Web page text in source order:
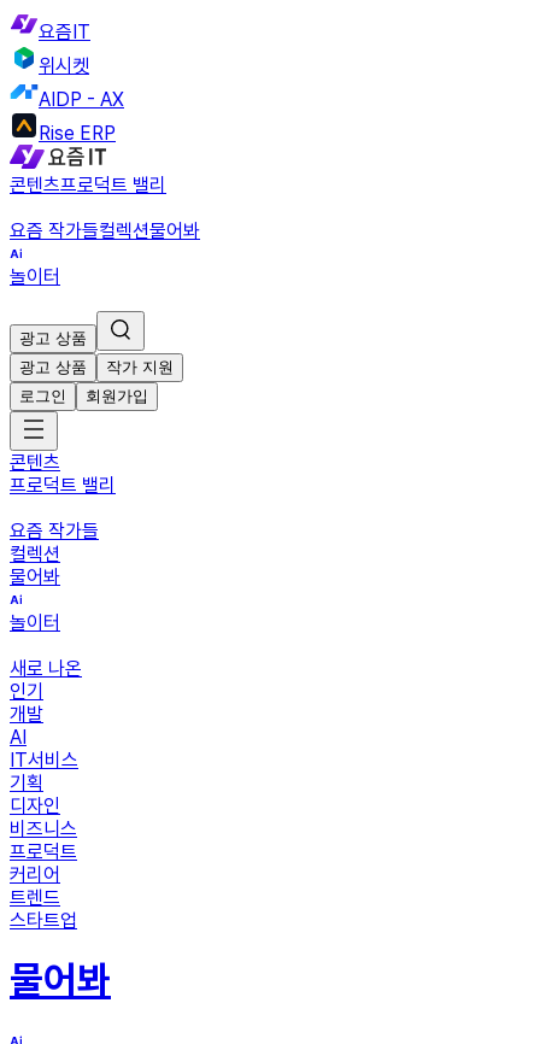
요즘IT
위시켓
AIDP - AX
Rise ERP
콘텐츠프로덕트 밸리
요즘 작가들컬렉션물어봐
놀이터
광고 상품
광고 상품
작가 지원
로그인
회원가입
콘텐츠
프로덕트 밸리
요즘 작가들
컬렉션
물어봐
놀이터
새로 나온
인기
개발
AI
IT서비스
기획
디자인
비즈니스
프로덕트
커리어
트렌드
스타트업
물어봐